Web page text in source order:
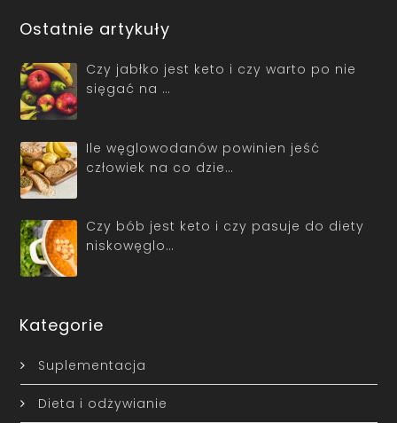
Ostatnie artykuły
Czy jabłko jest keto i czy warto po nie
sięgać na …
Ile węglowodanów powinien jeść
człowiek na co dzie…
Czy bób jest keto i czy pasuje do diety
niskowęglo…
Kategorie
Suplementacja
Dieta i odżywianie